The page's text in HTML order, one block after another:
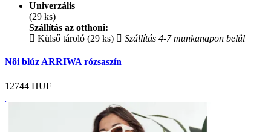
Univerzális
(29 ks)
Szállítás az otthoni:
Külső tároló (29 ks)
Szállítás 4-7 munkanapon belül
Női blúz ARRIWA rózsaszín
12744 HUF